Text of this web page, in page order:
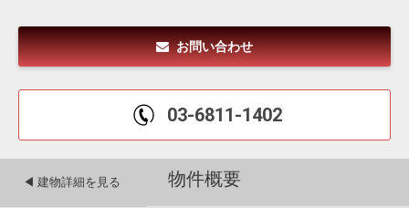
お問い合わせ
03-6811-1402
物件概要
◀︎ 建物詳細を見る